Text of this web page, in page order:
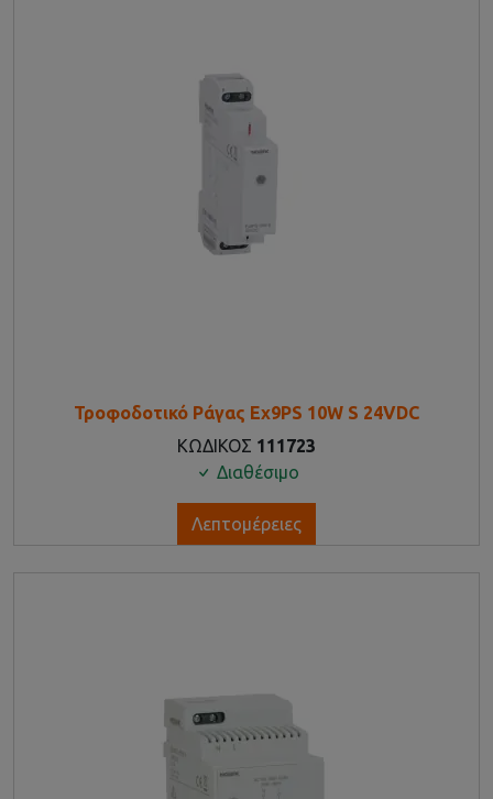
Τροφοδοτικό Ράγας Ex9PS 10W S 24VDC
ΚΩΔΙΚΟΣ 111723
Διαθέσιμο
Λεπτομέρειες